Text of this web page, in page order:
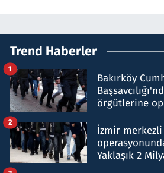
Trend Haberler
Bakırköy
örgütlerine
1
İzmir merkezli
Yaklaşık 2
2